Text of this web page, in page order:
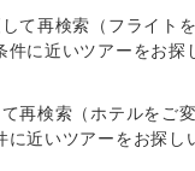
て再検索（フライト
件に近いツアーをお探
再検索（ホテルをご
に近いツアーをお探し